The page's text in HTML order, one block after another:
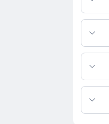
کاربر آزاد